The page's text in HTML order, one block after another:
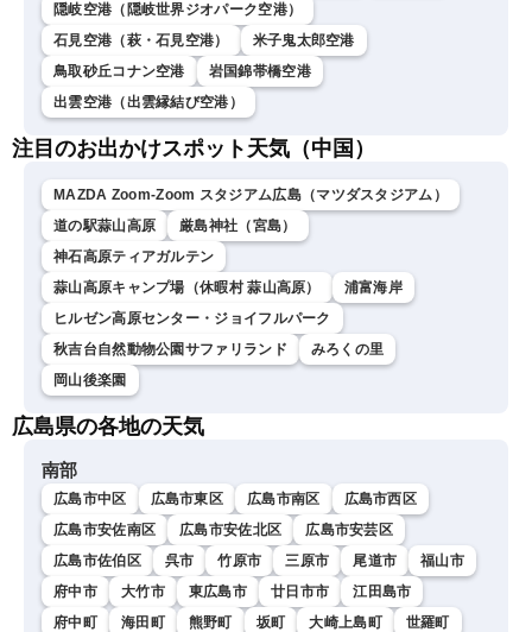
隠岐空港（隠岐世界ジオパーク空港）
石見空港（萩・石見空港）
米子鬼太郎空港
鳥取砂丘コナン空港
岩国錦帯橋空港
出雲空港（出雲縁結び空港）
注目のお出かけスポット天気（中国）
MAZDA Zoom-Zoom スタジアム広島（マツダスタジアム）
道の駅蒜山高原
厳島神社（宮島）
神石高原ティアガルテン
蒜山高原キャンプ場（休暇村 蒜山高原）
浦富海岸
ヒルゼン高原センター・ジョイフルパーク
秋吉台自然動物公園サファリランド
みろくの里
岡山後楽園
広島県の各地の天気
南部
広島市中区 広島市東区 広島市南区
広島市西区
広島市安佐南区
広島市安佐北区
広島市安芸区
広島市佐伯区
呉市 竹原市 三原市 尾道市
福山市
府中市
大竹市 東広島市 廿日市市
江田島市
府中町
海田町 熊野町 坂町 大崎上島町
世羅町